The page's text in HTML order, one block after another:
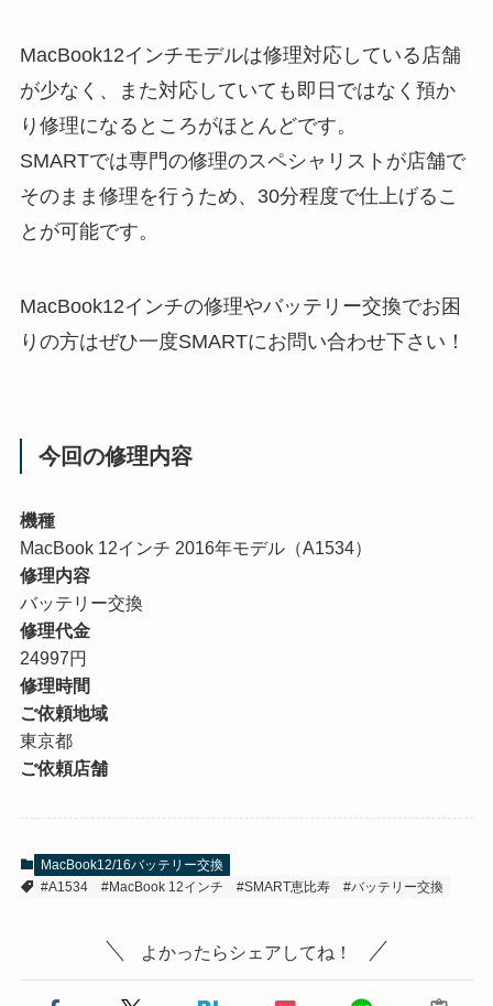
MacBook12インチモデルは修理対応している店舗
が少なく、また対応していても即日ではなく預か
り修理になるところがほとんどです。
SMARTでは専門の修理のスペシャリストが店舗で
そのまま修理を行うため、30分程度で仕上げるこ
とが可能です。
MacBook12インチの修理やバッテリー交換でお困
りの方はぜひ一度SMARTにお問い合わせ下さい！
今回の修理内容
機種
MacBook 12インチ 2016年モデル（A1534）
修理内容
バッテリー交換
修理代金
24997円
修理時間
ご依頼地域
東京都
ご依頼店舗
MacBook12/16バッテリー交換
#A1534
#MacBook 12インチ #SMART恵比寿 #バッテリー交換
よかったらシェアしてね！